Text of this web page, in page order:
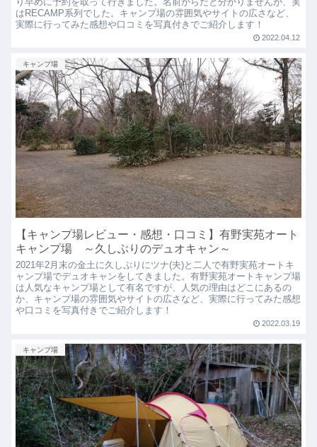
はRECAMP系列でした。キャンプ場の雰囲気やサイトの広さなど、
実際に行ってみた感想や口コミを写真付きでご紹介します！
2022.04.12
キャンプ場
【キャンプ場レビュー・感想・口コミ】有野実苑オート
キャンプ場 ～久しぶりのデュオキャン～
2021年2月末の金土に久しぶりにツナ(夫)と二人で有野実苑オートキ
ャンプ場でデュオキャンをしてきました。有野実苑オートキャンプ場
は人気なキャンプ場として有名ですが、人気の理由はどこにあるの
か、キャンプ場の雰囲気やサイトの広さなど、実際に行ってみた感想
や口コミを写真付きでご紹介します！
2022.03.19
キャンプ場